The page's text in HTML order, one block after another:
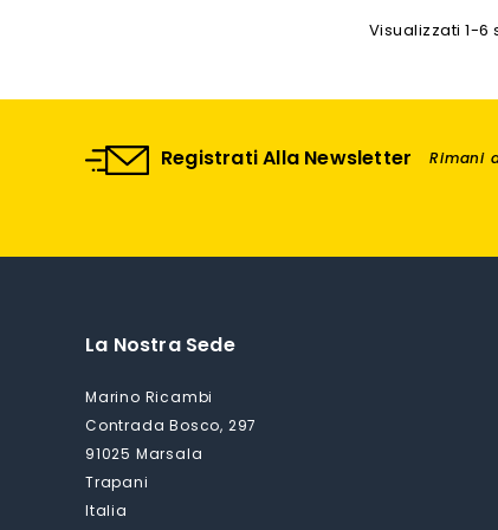
Visualizzati 1-6
Registrati Alla Newsletter Rimani
La Nostra Sede
Marino Ricambi
Contrada Bosco, 297
91025 Marsala
Trapani
Italia